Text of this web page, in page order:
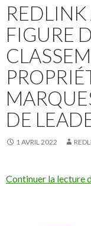
FIGURE
DE
1 AVRIL 2022
Continuer la lecture